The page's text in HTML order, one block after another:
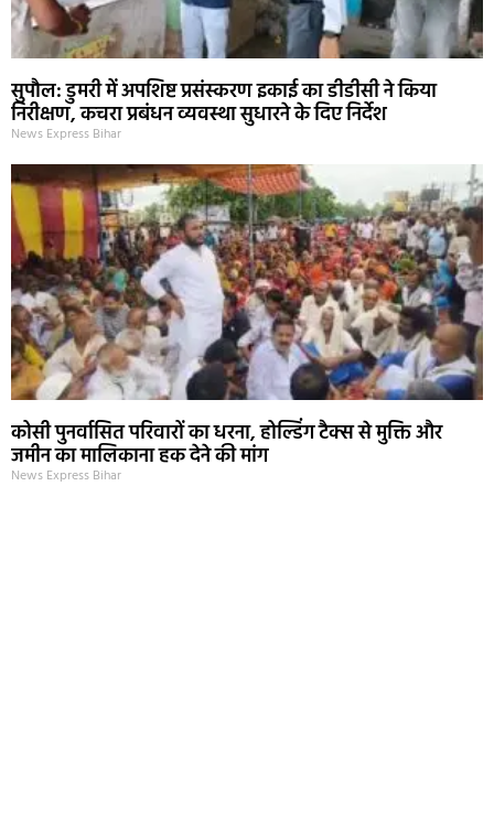
सुपौल: डुमरी में अपशिष्ट प्रसंस्करण इकाई का डीडीसी ने किया
निरीक्षण, कचरा प्रबंधन व्यवस्था सुधारने के दिए निर्देश
News Express Bihar
कोसी पुनर्वासित परिवारों का धरना, होल्डिंग टैक्स से मुक्ति और
जमीन का मालिकाना हक देने की मांग
News Express Bihar